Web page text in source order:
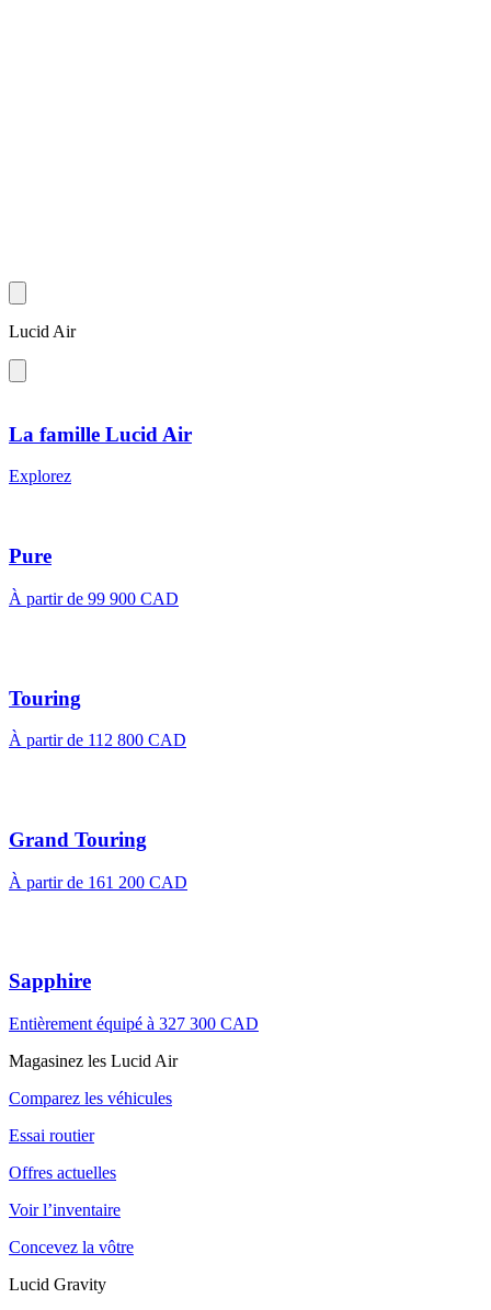
Lucid Air
La famille Lucid Air
Explorez
Pure
À partir de 99 900 CAD
Touring
À partir de 112 800 CAD
Grand Touring
À partir de 161 200 CAD
Sapphire
Entièrement équipé à 327 300 CAD
Magasinez les Lucid Air
Comparez les véhicules
Essai routier
Offres actuelles
Voir l’inventaire
Concevez la vôtre
Lucid Gravity